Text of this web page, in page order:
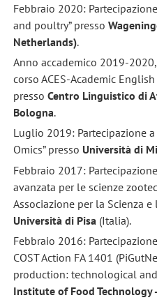
Febbraio 2020:
and poultry” presso
Netherlands).
Anno accademico 2019-
corso ACES-Academic
presso Centro Linguistico di
Bologna.
Luglio 2019: Partecipazione
Omics” presso Università di
Febbraio 2017:
avanzata per le scienze
Associazione per la Scienza
Università di Pisa (Italia).
Febbraio 2016:
COST Action FA 1401
production: technological
Institute of Food Technology